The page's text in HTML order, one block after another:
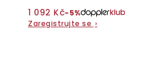
1 092 Kč−5%
Zaregistrujte se ›